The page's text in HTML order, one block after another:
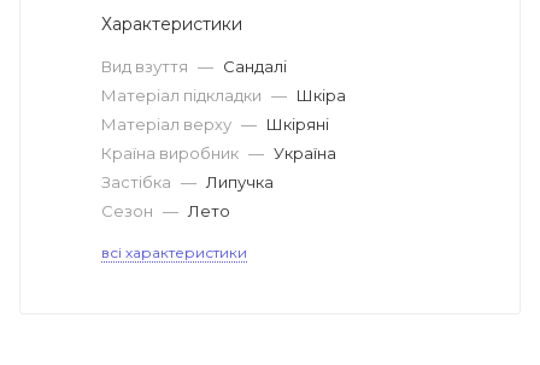
Характеристики
Вид взуття — Сандалі
Матеріал підкладки — Шкіра
Матеріал верху — Шкіряні
Країна виробник — Україна
Застібка — Липучка
Сезон — Лето
всі характеристики